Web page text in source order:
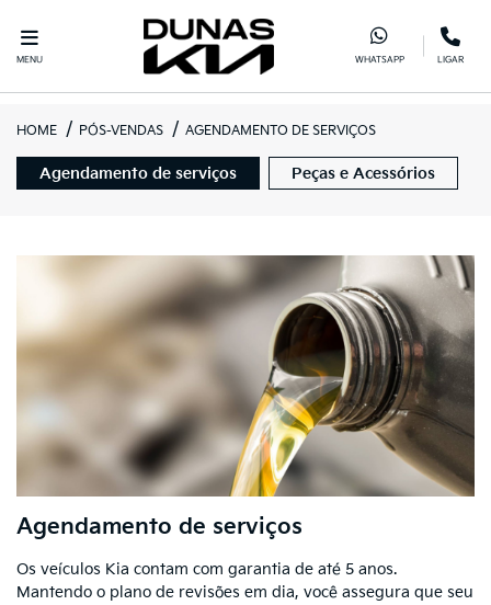
MENU WHATSAPP LIGAR
HOME PÓS-VENDAS AGENDAMENTO DE SERVIÇOS
Peças e Acessórios
Agendamento de serviços
Agendamento de serviços
Os veículos Kia contam com garantia de até 5 anos.
Mantendo o plano de revisões em dia, você assegura que seu